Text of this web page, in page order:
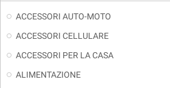
ACCESSORI AUTO-MOTO
ACCESSORI CELLULARE
ACCESSORI PER LA CASA
ALIMENTAZIONE